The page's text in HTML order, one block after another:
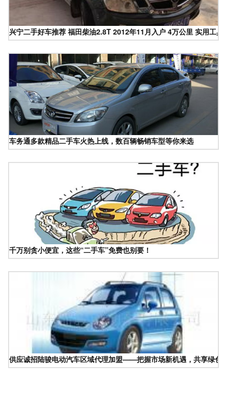
兴宁二手好车推荐 福田柴油2.8T 2012年11月入户 4万公里 实用工具
车务通多款精品二手车火热上线，数百辆畅销车型等你来选
千万别贪小便宜，这些“二手车”免费也别要！
供应诚招陆骏电动汽车区域代理加盟——把握市场新机遇，共享绿色